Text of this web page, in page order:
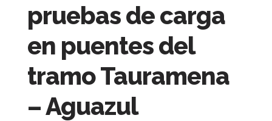
pruebas de carga
en puentes del
tramo Tauramena
– Aguazul